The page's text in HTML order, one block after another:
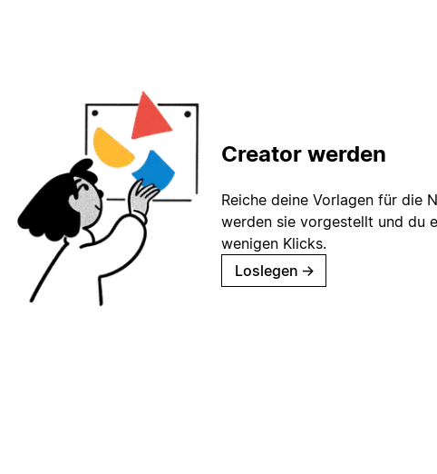
Creator werden
Reiche deine Vorlagen für die
werden sie vorgestellt und du
wenigen Klicks.
Loslegen →